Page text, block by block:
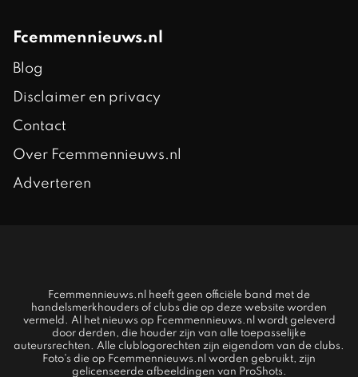
Fcemmennieuws.nl
Blog
Disclaimer en privacy
Contact
Over Fcemmennieuws.nl
Adverteren
Fcemmennieuws.nl heeft geen officiële band met de
handelsmerkhouders of clubs die op deze website worden
vermeld. Al het nieuws op Fcemmennieuws.nl wordt geleverd
door derden, die houder zijn van alle toepasselijke
auteursrechten. Alle clublogorechten zijn eigendom van de clubs.
Foto's die op Fcemmennieuws.nl worden gebruikt, zijn
gelicenseerde afbeeldingen van ProShots.